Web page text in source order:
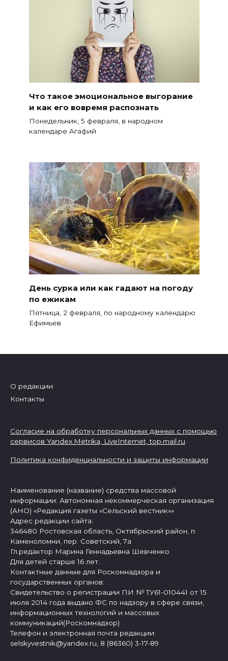
Что такое эмоциональное выгорание
и как его вовремя распознать
Понедельник, 5 февраля, в народном
календаре Агафий
День сурка или как гадают на погоду
по ежикам
Пятница, 2 февраля, по народному календарю
Ефимьев
О редакции
Контакты
Согласие на обработку персональных данных с помощью
сервисов Yandex.Metrika, LiveInternet,top.mail.ru
Политика конфиденциальности и защиты информации
Наименование (название) средства массовой
информации: Автономная некоммерческая организация
(АНО) «Редакция газеты «Сельский вестник»»
Адрес редакции сайта:
346480 Ростовская область, Октябрьский район, п.
Каменоломни, пер. Советский, 7а
Гл.редактор Марина Геннадьевна Шевченко
Для детей старше 16 лет.
Контактные данные для Роскомнадзора и
государственных органов:
Свидетельство о регистрации ПИ № ТУ61-010441 от 15
июля 2014 года выдано ФС по надзору в сфере связи,
информационных технологий и массовых
коммуникаций(Роскомнадзор)
Телефон и электронная почта редакции:
selskyvestnik@yandex.ru, 8 (86360) 3-17-89